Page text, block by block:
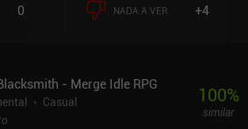
0 NADA A VER +4
- Merge Idle RPG
Casual
100%
similar